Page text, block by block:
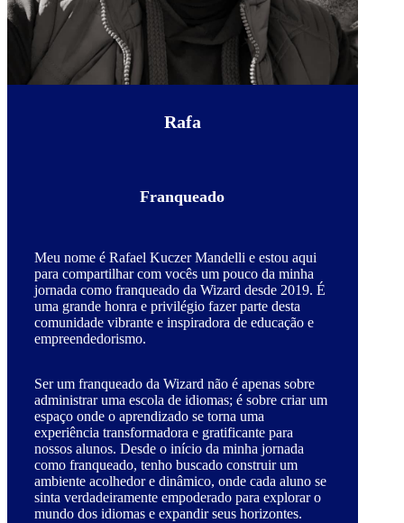
Rafa
Franqueado
Meu nome é Rafael Kuczer Mandelli e estou aqui
para compartilhar com vocês um pouco da minha
jornada como franqueado da Wizard desde 2019. É
uma grande honra e privilégio fazer parte desta
comunidade vibrante e inspiradora de educação e
empreendedorismo.
Ser um franqueado da Wizard não é apenas sobre
administrar uma escola de idiomas; é sobre criar um
espaço onde o aprendizado se torna uma
experiência transformadora e gratificante para
nossos alunos. Desde o início da minha jornada
como franqueado, tenho buscado construir um
ambiente acolhedor e dinâmico, onde cada aluno se
sinta verdadeiramente empoderado para explorar o
mundo dos idiomas e expandir seus horizontes.